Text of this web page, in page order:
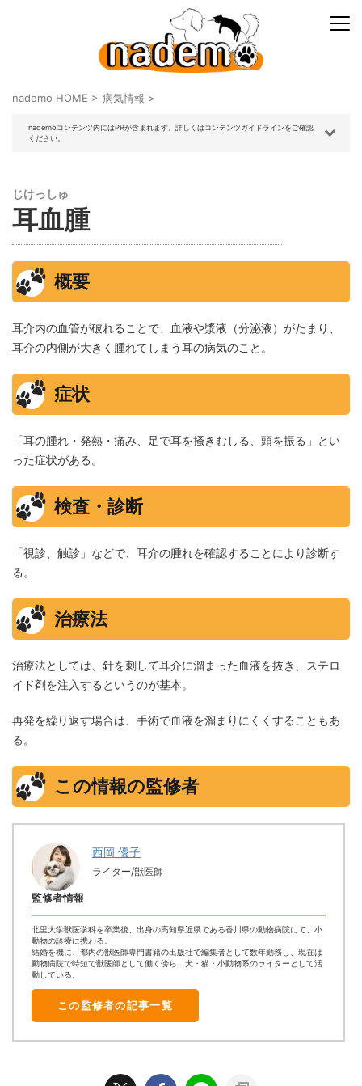
nademo HOME > 病気情報 >
nademoコンテンツ内にはPRが含まれます。詳しくはコンテンツガイドラインをご確認
ください。
じけっしゅ
耳血腫
概要
耳介内の血管が破れることで、血液や漿液（分泌液）がたまり、
耳介の内側が大きく腫れてしまう耳の病気のこと。
症状
「耳の腫れ・発熱・痛み、足で耳を掻きむしる、頭を振る」とい
った症状がある。
検査・診断
「視診、触診」などで、耳介の腫れを確認することにより診断す
る。
治療法
治療法としては、針を刺して耳介に溜まった血液を抜き、ステロ
イド剤を注入するというのが基本。
再発を繰り返す場合は、手術で血液を溜まりにくくすることもあ
る。
この情報の監修者
監修者情報
西岡 優子
ライター/獣医師
北里大学獣医学科を卒業後、出身の高知県近県である香川県の動物病院にて、小
動物の診療に携わる。
結婚を機に、都内の獣医師専門書籍の出版社で編集者として数年勤務し、現在は
動物病院で時短で獣医師として働く傍ら、犬・猫・小動物系のライターとして活
動している。
この監修者の記事一覧